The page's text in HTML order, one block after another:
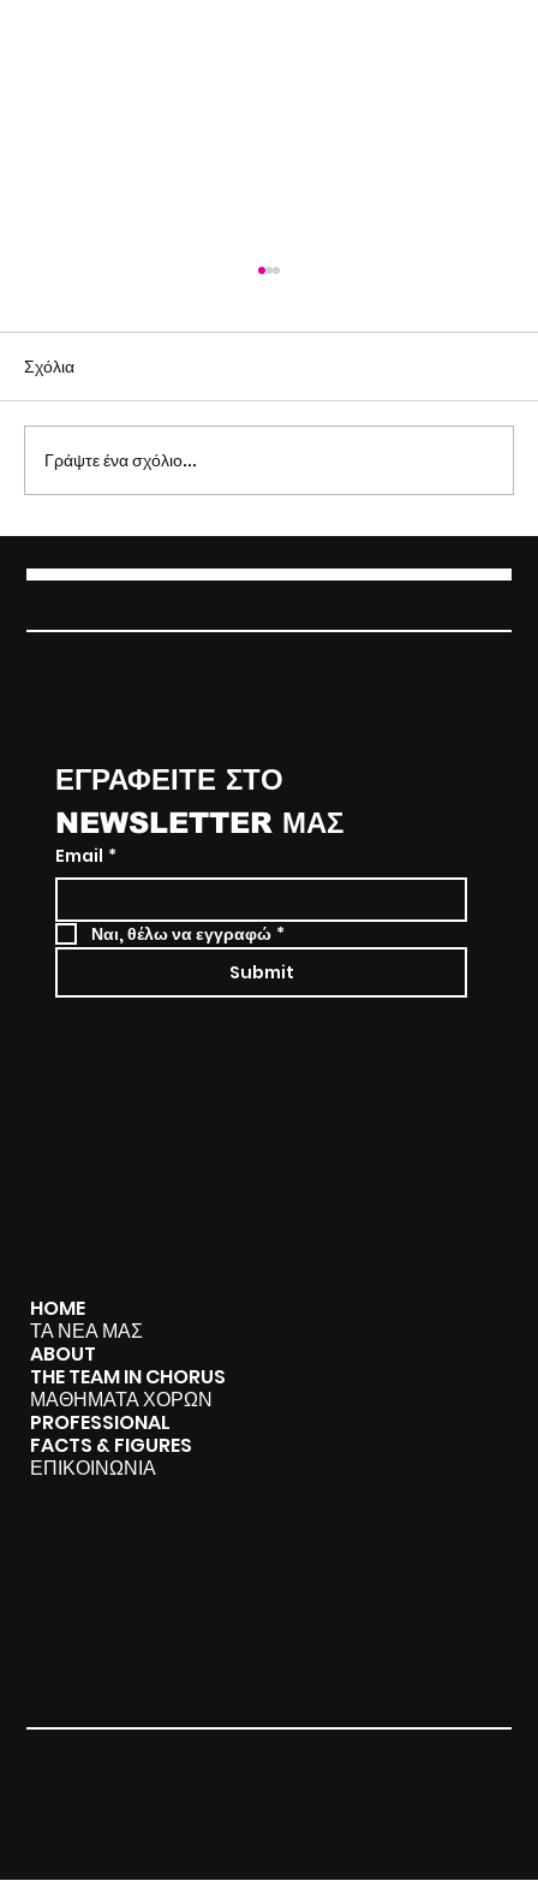
χορεύω;
Σχόλια
Γράψτε ένα σχόλιο...
ΕΓΡΑΦΕΙΤΕ ΣΤΟ
NEWSLETTER ΜΑΣ
Email *
Ναι, θέλω να εγγραφώ *
Submit
HOME
ΤΑ ΝΕΑ ΜΑΣ
ABOUT
THE TEAM IN CHORUS
ΜΑΘΗΜΑΤΑ ΧΟΡΩΝ
PROFESSIONAL
FACTS & FIGURES
ΕΠΙΚΟΙΝΩΝΙΑ